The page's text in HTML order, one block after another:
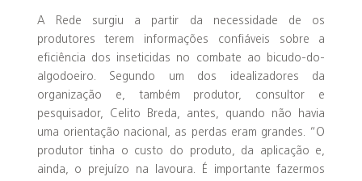
A Rede surgiu a partir da necessidade de os
produtores terem informações confiáveis sobre a
eficiência dos inseticidas no combate ao bicudo-do-
algodoeiro. Segundo um dos idealizadores da
organização e, também produtor, consultor e
pesquisador, Celito Breda, antes, quando não havia
uma orientação nacional, as perdas eram grandes. “O
produtor tinha o custo do produto, da aplicação e,
ainda, o prejuízo na lavoura. É importante fazermos